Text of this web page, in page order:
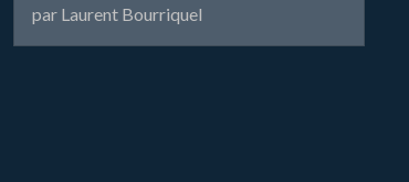
par Laurent Bourriquel